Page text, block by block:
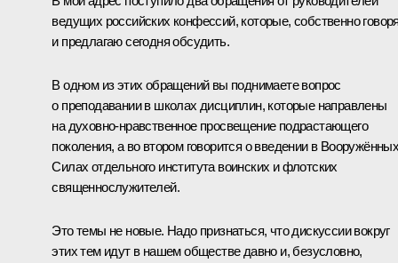
ведущих российских конфессий, которые, собственно
и предлагаю сегодня обсудить.
В одном из этих обращений вы поднимаете вопрос
о преподавании в школах дисциплин, которые направлены
на духовно-нравственное просвещение подрастающего
поколения, а во втором говорится о введении в
Силах отдельного института воинских и флотских
священнослужителей.
Это темы не новые. Надо признаться, что дискуссии вокруг
этих тем идут в нашем обществе давно и, безусловно,